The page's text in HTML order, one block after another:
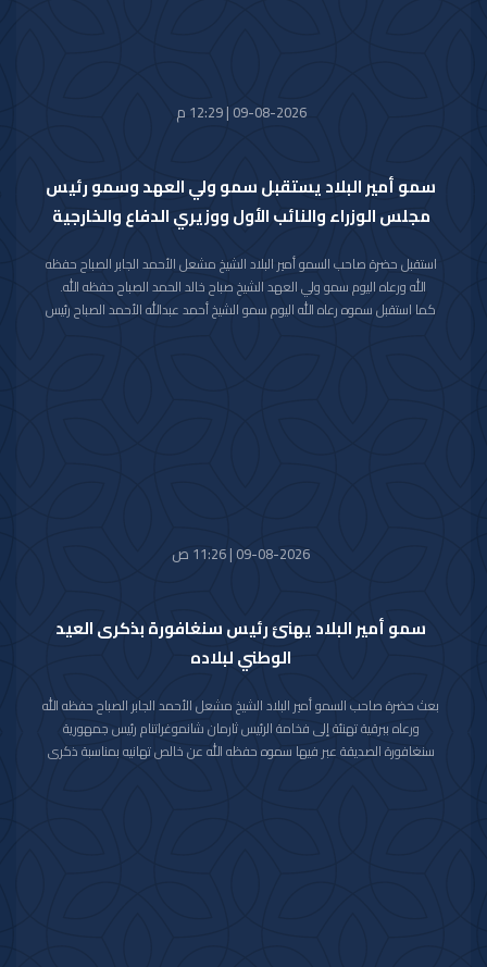
09-08-2026 | 12:29 م
سمو أمير البلاد يستقبل سمو ولي العهد وسمو رئيس
مجلس الوزراء والنائب الأول ووزيري الدفاع والخارجية
استقبل حضرة صاحب السمو أمير البلاد الشيخ مشعل الأحمد الجابر الصباح حفظه
الله ورعاه اليوم سمو ولي العهد الشيخ صباح خالد الحمد الصباح حفظه الله.
كما استقبل سموه رعاه الله اليوم سمو الشيخ أحمد عبدالله الأحمد الصباح رئيس
09-08-2026 | 11:26 ص
سمو أمير البلاد يهنئ رئيس سنغافورة بذكرى العيد
الوطني لبلاده
بعث حضرة صاحب السمو أمير البلاد الشيخ مشعل الأحمد الجابر الصباح حفظه الله
ورعاه ببرقية تهنئة إلى فخامة الرئيس ثارمان شانموغراتنام رئيس جمهورية
سنغافورة الصديقة عبر فيها سموه حفظه الله عن خالص تهانيه بمناسبة ذكرى